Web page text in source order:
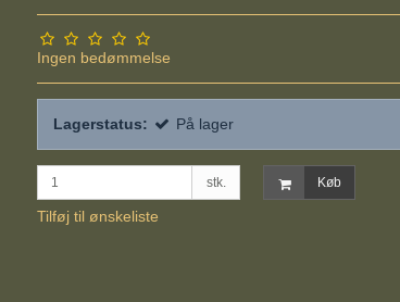
Ingen bedømmelse
Lagerstatus: På lager
stk. Køb
Tilføj til ønskeliste